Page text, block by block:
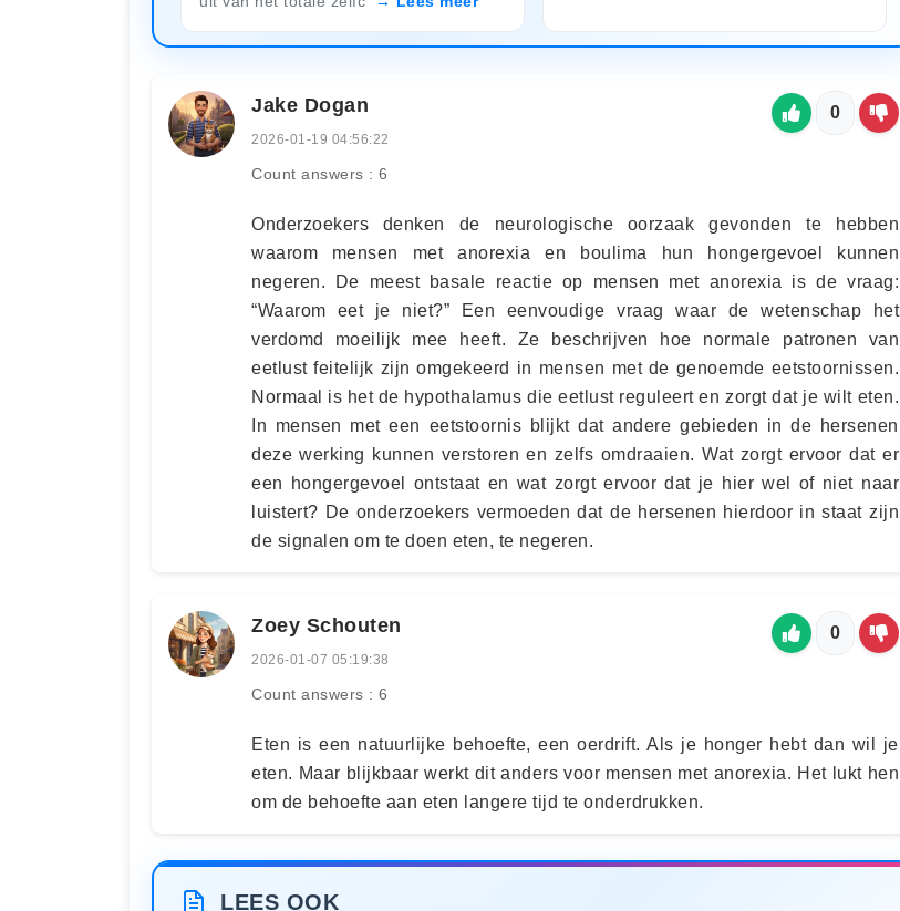
Jake Dogan
2026-01-19 04:56:22
Count answers : 6
0
Onderzoekers denken de neurologische oorzaak gevonden te hebben
waarom mensen met anorexia en boulima hun hongergevoel kunnen
negeren. De meest basale reactie op mensen met anorexia is de vraag:
“Waarom eet je niet?” Een eenvoudige vraag waar de wetenschap het
verdomd moeilijk mee heeft. Ze beschrijven hoe normale patronen van
eetlust feitelijk zijn omgekeerd in mensen met de genoemde eetstoornissen.
Normaal is het de hypothalamus die eetlust reguleert en zorgt dat je wilt eten.
In mensen met een eetstoornis blijkt dat andere gebieden in de hersenen
deze werking kunnen verstoren en zelfs omdraaien. Wat zorgt ervoor dat er
een hongergevoel ontstaat en wat zorgt ervoor dat je hier wel of niet naar
luistert? De onderzoekers vermoeden dat de hersenen hierdoor in staat zijn
de signalen om te doen eten, te negeren.
Zoey Schouten
2026-01-07 05:19:38
Count answers : 6
0
Eten is een natuurlijke behoefte, een oerdrift. Als je honger hebt dan wil je
eten. Maar blijkbaar werkt dit anders voor mensen met anorexia. Het lukt hen
om de behoefte aan eten langere tijd te onderdrukken.
LEES OOK